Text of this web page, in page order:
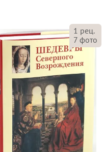
1 рец.
7 фото